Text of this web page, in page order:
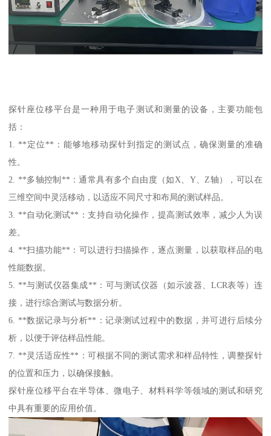
探针座位移平台是一种用于电子测试和测量的设备，主要功能包
括：
1. **定位**：能够地移动探针到指定的测试点，确保测量的准确
性。
2. **多轴控制**：通常具有多个自由度（如X、Y、Z轴），可以在
三维空间中灵活移动，以适应不同尺寸和布局的测试样品。
3. **自动化测试**：支持自动化操作，提高测试效率，减少人为误
差。
4. **扫描功能**：可以进行扫描操作，逐点测量，以获取样品的电
性能数据。
5. **与测试仪器集成**：可与测试仪器（如示波器、LCR表等）连
接，进行综合测试与数据分析。
6. **数据记录与分析**：记录测试过程中的数据，并可进行后续分
析，以便于评估样品性能。
7. **灵活适应性**：可根据不同的测试需求和样品特性，调整探针
的位置和压力，以确保接触。
探针座位移平台在半导体、微电子、材料科学等领域的测试和研究
中具有重要的应用价值。